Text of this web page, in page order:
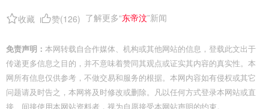
收藏 赞(126) 了解更多“东帝汶”新闻
免责声明： 本网转载自合作媒体、机构或其他网站的信息，登载此文出于
传递更多信息之目的，并不意味着赞同其观点或证实其内容的真实性。本
网所有信息仅供参考，不做交易和服务的根据。本网内容如有侵权或其它
问题请及时告之，本网将及时修改或删除。凡以任何方式登录本网站或直
接、间接使用本网站资料者，视为自愿接受本网站声明的约束。